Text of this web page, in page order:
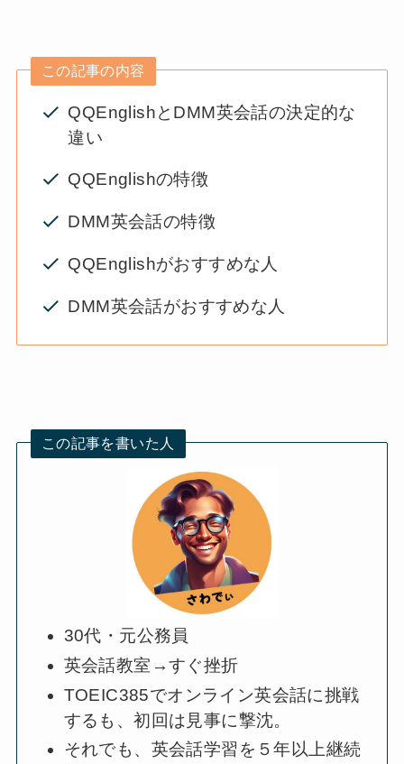
この記事の内容
QQEnglishとDMM英会話の決定的な
違い
QQEnglishの特徴
DMM英会話の特徴
QQEnglishがおすすめな人
DMM英会話がおすすめな人
この記事を書いた人
30代・元公務員
英会話教室→すぐ挫折
TOEIC385でオンライン英会話に挑戦
するも、初回は見事に撃沈。
それでも、英会話学習を５年以上継続